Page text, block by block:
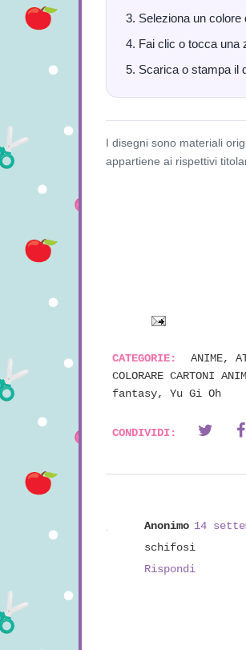
Seleziona un colore
Fai clic o tocca una
Scarica o stampa il
I disegni sono materiali
appartiene ai rispettivi
CATEGORIE: ANIME,
COLORARE CARTONI
fantasy, Yu Gi Oh
CONDIVIDI:
Anonimo 14
schifosi
Rispondi